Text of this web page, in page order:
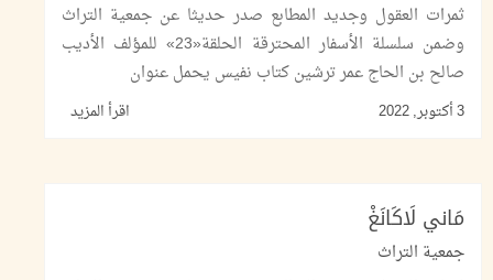
ثمرات العقول وجديد المطابع صدر حديثا عن جمعية التراث
وضمن سلسلة الأسفار المحترقة الحلقة«23» للمؤلف الأديب
صالح بن الحاج عمر ترشين كتاب نفيس يحمل عنوان
3 أكتوبر, 2022 اقرأ المزيد
مَاني لَاكَانَغْ
جمعية التراث